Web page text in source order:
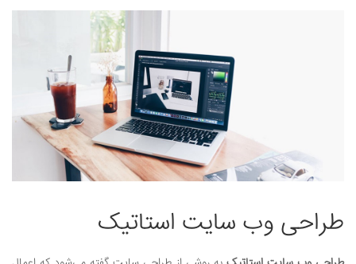
آموزش
امکانات
نمونه کارها
وبلاگ
تماس با ما
بیشتر
طراحی وب سایت استاتیک